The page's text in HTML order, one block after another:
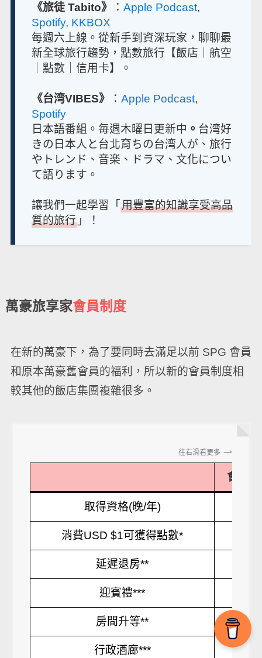
《旅徒 Tabito》 ：Apple Podcast,
Spotify, KKBOX
每週六上線。從新手到資深玩家，聊聊最
新全球旅行趨勢，點數旅行【飯店｜航空
｜點數｜信用卡】。
《台湾VIBES》 ：Apple Podcast,
Spotify
日本語番組。毎週木曜日更新中 。 台湾好
きの日本人と台北育ちの台湾人が、旅行
やトレンド、音楽、ドラマ、文化につい
て語ります。
讓我們一起學習「用豐富的知識享受高品
質的旅行 」！
萬豪旅享家會員制度
在新的萬豪下，為了要同時去滿足以前 SPG 會員
和原本萬豪舊會員的福利，所以新的會員制度相
較其他的飯店集團複雜很多。
往右滑看更多
會員
取得資格(晚/年)
消費USD $1可獲得點數*
延遲退房**
迎賓禮***
房間升等**
行政酒廊***